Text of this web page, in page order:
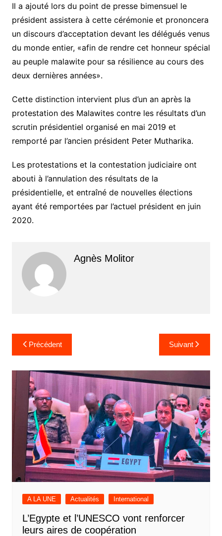
Il a ajouté lors du point de presse bimensuel le
président assistera à cette cérémonie et prononcera
un discours d’acceptation devant les délégués venus
du monde entier, «afin de rendre cet honneur spécial
au peuple malawite pour sa résilience au cours des
deux dernières années».
Cette distinction intervient plus d’un an après la
protestation des Malawites contre les résultats d’un
scrutin présidentiel organisé en mai 2019 et
remporté par l’ancien président Peter Mutharika.
Les protestations et la contestation judiciaire ont
abouti à l’annulation des résultats de la
présidentielle, et entraîné de nouvelles élections
ayant été remportées par l’actuel président en juin
2020.
Agnès Molitor
Navigation
de
l’article
Précédent Suivant
A LA UNE Actualités International
L’Egypte et l’UNESCO vont renforcer
leurs aires de coopération